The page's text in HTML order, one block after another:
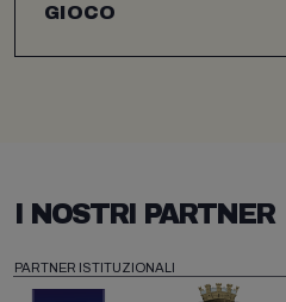
GIOCO
I NOSTRI PARTNER
PARTNER ISTITUZIONALI